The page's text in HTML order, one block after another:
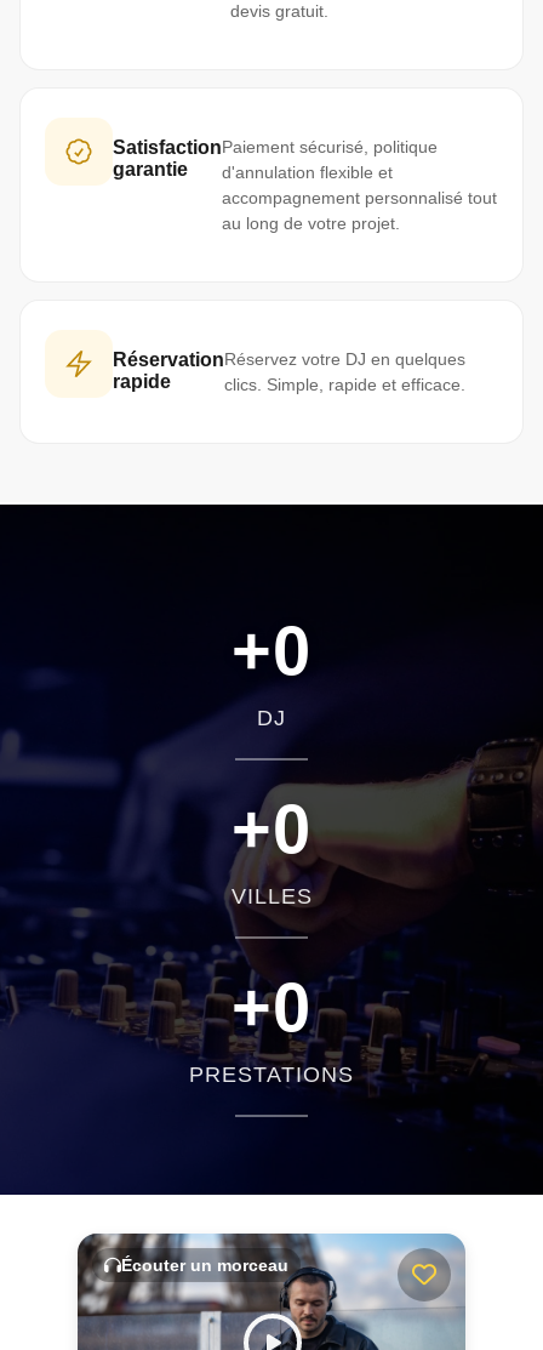
devis gratuit.
Satisfaction
garantie
Paiement sécurisé, politique
d'annulation flexible et
accompagnement personnalisé tout
au long de votre projet.
Réservation
rapide
Réservez votre DJ en quelques
clics. Simple, rapide et efficace.
+0
DJ
+0
VILLES
+0
PRESTATIONS
Écouter un morceau